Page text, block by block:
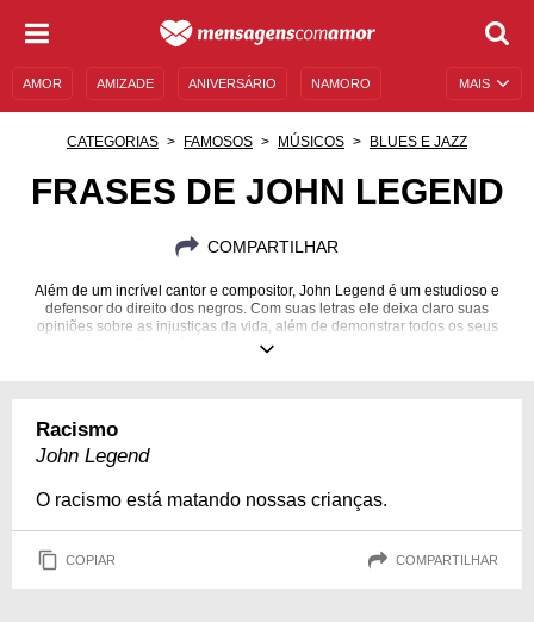
MAIS
AMOR AMIZADE ANIVERSÁRIO NAMORO
CATEGORIAS FAMOSOS MÚSICOS BLUES E JAZZ
FRASES DE JOHN LEGEND
COMPARTILHAR
Além de um incrível cantor e compositor, John Legend é um estudioso e
defensor do direito dos negros. Com suas letras ele deixa claro suas
opiniões sobre as injustiças da vida, além de demonstrar todos os seus
sentimentos. Se você gosta de música com alma, John é uma ótima
Racismo
John Legend
O racismo está matando nossas crianças.
COPIAR COMPARTILHAR